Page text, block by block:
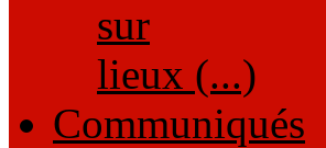
sur
lieux (...)
Communiqués